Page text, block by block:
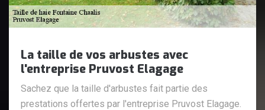
La taille de vos arbustes avec
l'entreprise Pruvost Elagage
Sachez que la taille d'arbustes fait partie des
prestations offertes par l'entreprise Pruvost Elagage.